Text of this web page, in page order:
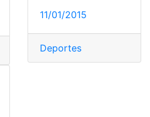
11/01/2015
Deportes